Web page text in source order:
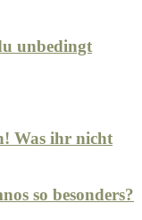
unbedingt
Was ihr nicht
so besonders?